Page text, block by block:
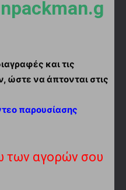
και τις
ώστε να άπτονται στις
παρουσίασης
των αγορών σου